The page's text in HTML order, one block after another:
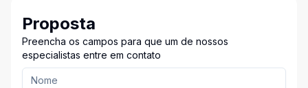
Proposta
Preencha os campos para que um de nossos
especialistas entre em contato